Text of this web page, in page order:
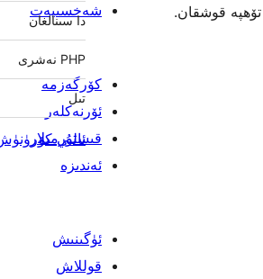
دا سىنالغان
PHP نەشرى
تىل
ئالىي
شەخسىيەت
كۆرگەزمە
ئۆرنەكلەر
قىستۇرمىلار
ئەندىزە
ئۈگىنىش
قوللاش